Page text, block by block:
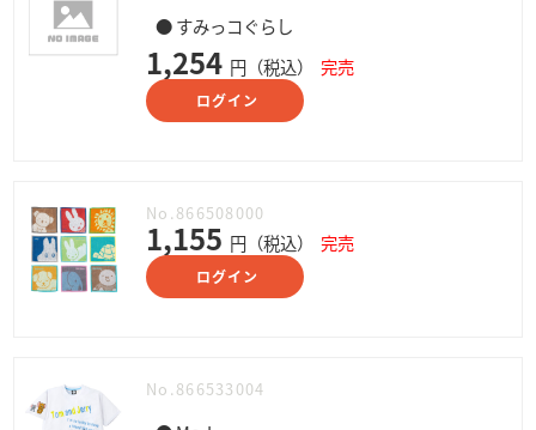
● すみっコぐらし
1,254 円（税込） 完売
ログイン
No.866508000
1,155 円（税込） 完売
ログイン
No.866533004